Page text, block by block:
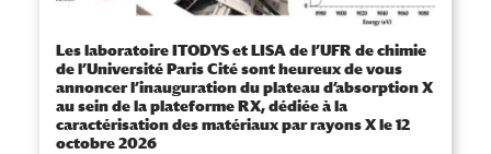
Les laboratoire ITODYS et LISA de l’UFR de chimie
de l’Université Paris Cité sont heureux de vous
annoncer l’inauguration du plateau d’absorption X
au sein de la plateforme RX, dédiée à la
caractérisation des matériaux par rayons X le 12
octobre 2026